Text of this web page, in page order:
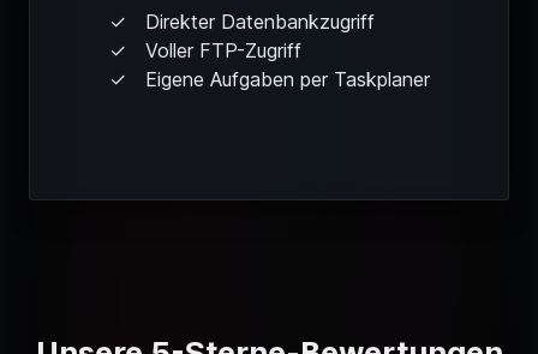
Direkter Datenbankzugriff
Voller FTP-Zugriff
Eigene Aufgaben per Taskplaner